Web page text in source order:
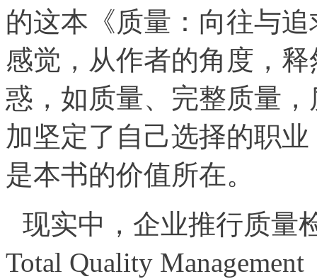
的这本《质量：向往与
感觉，从作者的角度，
惑，如质量、完整质量
加坚定了自己选择的职
是本书的价值所在。
现实中，企业推行质量
Total Quality